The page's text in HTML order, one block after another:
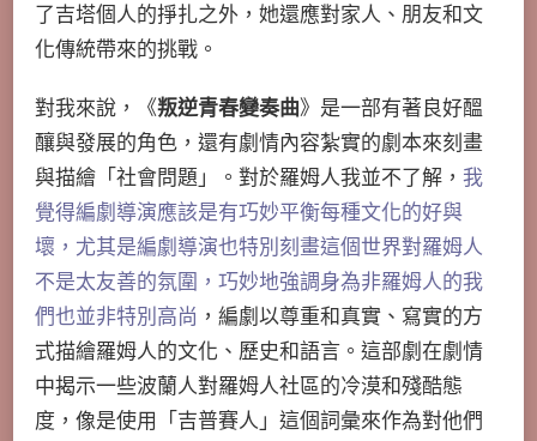
了吉塔個人的掙扎之外，她還應對家人、朋友和文
化傳統帶來的挑戰。
對我來說，《叛逆青春變奏曲》是一部有著良好醞
釀與發展的角色，還有劇情內容紮實的劇本來刻畫
與描繪「社會問題」。對於羅姆人我並不了解， 我
覺得編劇導演應該是有巧妙平衡每種文化的好與
壞，尤其是編劇導演也特別刻畫這個世界對羅姆人
不是太友善的氛圍，巧妙地強調身為非羅姆人的我
們也並非特別高尚 ，編劇以尊重和真實、寫實的方
式描繪羅姆人的文化、歷史和語言。這部劇在劇情
中揭示一些波蘭人對羅姆人社區的冷漠和殘酷態
度，像是使用「吉普賽人」這個詞彙來作為對他們